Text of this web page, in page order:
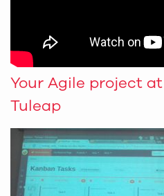
Your Agile project
Tuleap